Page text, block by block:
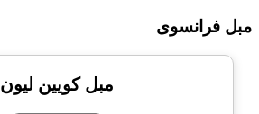
مبل فرانسوی
مبل کویین لیون